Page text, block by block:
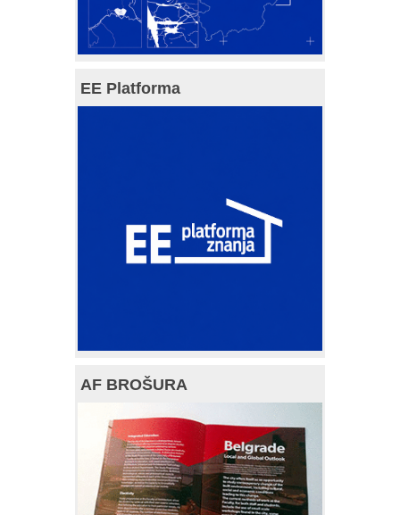
EE Platforma
AF BROŠURA